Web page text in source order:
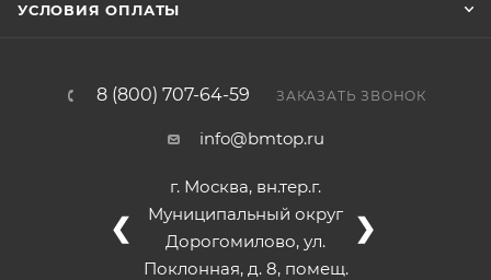
УСЛОВИЯ ОПЛАТЫ
8 (800) 707-64-59 ЗАКАЗАТЬ ЗВОНОК
info@bmtop.ru
г. Москва, вн.тер.г.
Муниципальный округ
Дорогомилово, ул.
Поклонная, д. 8, помещ.
❮ ❯